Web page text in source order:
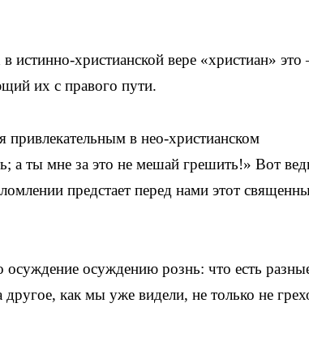
истинно-христианской вере «христиан»
их с правого пути.
привлекательным в нео-христианском
а ты мне за это не мешай грешить!» Вот
предстает перед нами этот
осуждению рознь: что есть
как мы уже видели, не только не